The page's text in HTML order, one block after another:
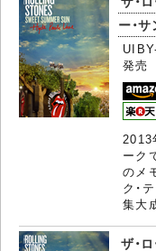
ー・
発売
2013
ーク
のメ
ク・
集大
ザ・